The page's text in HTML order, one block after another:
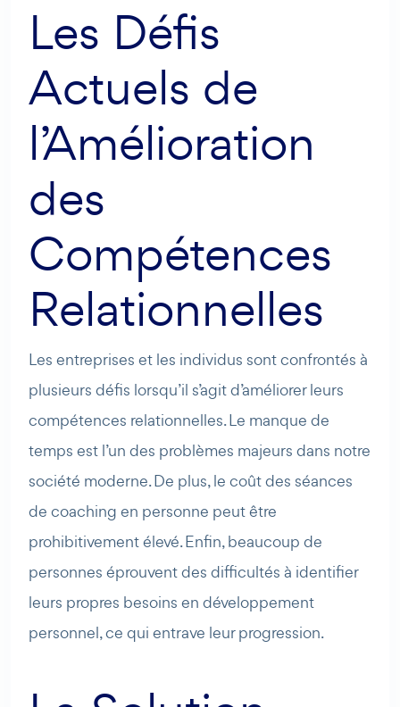
Les Défis
Actuels de
l’Amélioration
des
Compétences
Relationnelles
Les entreprises et les individus sont confrontés à
plusieurs défis lorsqu’il s’agit d’améliorer leurs
compétences relationnelles. Le manque de
temps est l’un des problèmes majeurs dans notre
société moderne. De plus, le coût des séances
de coaching en personne peut être
prohibitivement élevé. Enfin, beaucoup de
personnes éprouvent des difficultés à identifier
leurs propres besoins en développement
personnel, ce qui entrave leur progression.